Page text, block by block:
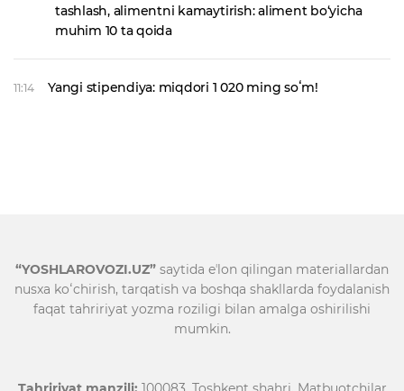
tashlash, alimentni kamaytirish: aliment bo‘yicha
muhim 10 ta qoida
11:14 Yangi stipendiya: miqdori 1 020 ming soʻm!
“YOSHLAROVOZI.UZ” saytida eʼlon qilingan materiallardan
nusxa koʻchirish, tarqatish va boshqa shakllarda foydalanish
faqat tahririyat yozma roziligi bilan amalga oshirilishi
mumkin.